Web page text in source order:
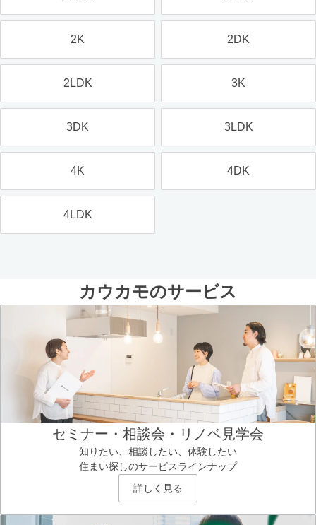
2K 2DK
2LDK 3K
3DK 3LDK
4K 4DK
4LDK
カウカモのサービス
セミナー・相談会・リノベ見学会
知りたい、相談したい、体験したい
住まい探しのサービスラインナップ
詳しく見る